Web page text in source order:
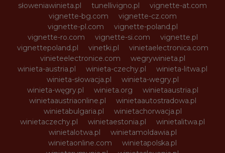
słoweniawinieta.pl
tunellivigno.pl
vignette-at.com
vignette-bg.com
vignette-cz.com
vignette-pl.com
vignette-poland.pl
vignette-ro.com
vignette-si.com
vignette.pl
vignettepoland.pl
vinetki.pl
vinietaelectronica.com
vinieteelectronice.com
wegrywinieta.pl
winieta-austria.pl
winieta-czechy.pl
winieta-litwa.pl
winieta-słowacja.pl
winieta-wegry.pl
winieta-węgry.pl
winieta.org
winietaaustria.pl
winietaaustriaonline.pl
winietaautostradowa.pl
winietabulgaria.pl
winietachorwacja.pl
winietaczechy.pl
winietaestonia.pl
winietalitwa.pl
winietalotwa.pl
winietamoldawia.pl
winietaonline.com
winietapolska.pl